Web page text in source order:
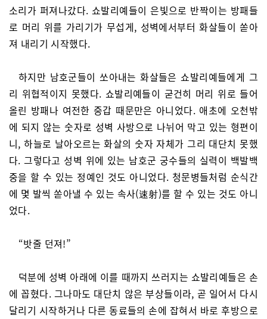
소리가 퍼져나갔다. 쇼발리예들이 은빛으로 반짝이는 방패들
로 머리 위를 가리기가 무섭게, 성벽에서부터 화살들이 쏟아
져 내리기 시작했다.
하지만 남호군들이 쏘아내는 화살들은 쇼발리예들에게 그
리 위협적이지 못했다. 쇼발리예들이 굳건히 머리 위로 들어
올린 방패나 여전한 중갑 때문만은 아니었다. 애초에 오천밖
에 되지 않는 숫자로 성벽 사방으로 나뉘어 막고 있는 형편이
니, 하늘로 날아오르는 화살의 숫자 자체가 그리 대단치 못했
다. 그렇다고 성벽 위에 있는 남호군 궁수들의 실력이 백발백
중을 할 수 있는 정예인 것도 아니었다. 청문병들처럼 순식간
에 몇 발씩 쏟아낼 수 있는 속사(速射)를 할 수 있는 것도 아니
었다.
“밧줄 던져!”
덕분에 성벽 아래에 이를 때까지 쓰러지는 쇼발리예들은 손
에 꼽혔다. 그나마도 대단치 않은 부상들이라, 곧 일어서 다시
달리기 시작하거나 다른 동료들의 손에 잡혀서 바로 후방으로